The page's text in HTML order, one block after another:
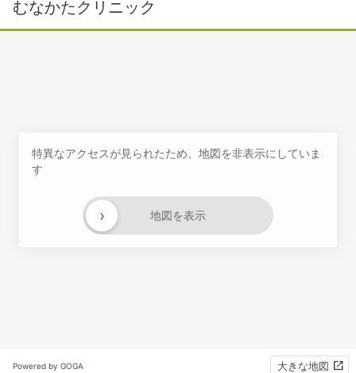
むなかたクリニック
特異なアクセスが見られたため、地図を非表示にしていま
す
地図を表示
›
Powered by GOGA 大きな地図